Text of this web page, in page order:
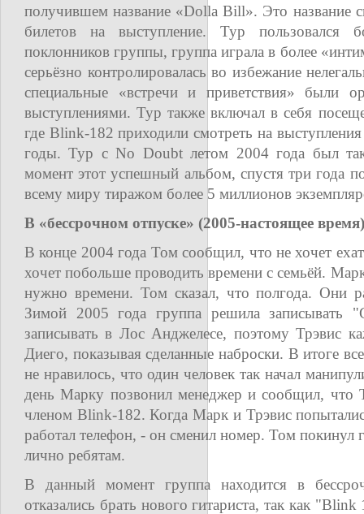
получившем название «Dolla Bill». Это название
билетов на выступление. Тур пользовался
поклонников группы, группа играла в более
серьёзно контролировалась во избежание
специальные «встречи и приветствия» были
выступлениями. Тур также включал в себя
где Blink-182 приходили смотреть на
годы. Тур с No Doubt летом 2004 года был
момент этот успешный альбом, спустя три года
всему миру тиражом более 5 миллионов
В «бессрочном отпуске» (2005-настоящее время)
В конце 2004 года Том сообщил, что не хочет
хочет побольше проводить времени с семьёй.
нужно времени. Том сказал, что полгода. Они
Зимой 2005 года группа решила записывать
записывать в Лос Анджелесе, поэтому Трэвис
Диего, показывая сделанные наброски. В итоге
не нравилось, что один человек так начал
день Марку позвонил менеджер и сообщил, что
членом Blink-182. Когда Марк и Трэвис
работал телефон, - он сменил номер. Том покинул
лично ребятам.
В данный момент группа находится в
отказались брать нового гитариста, так как